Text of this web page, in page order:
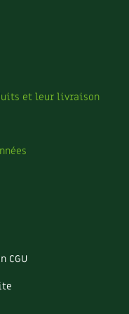
et leur livraison
CGU